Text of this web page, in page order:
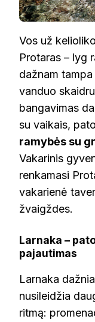
Vos už
Protaras – lyg
dažnam tampa
vanduo
bangavimas
su vaikais,
ramybės su
Vakarinis
renkamasi
vakarienė
žvaigždes.
Larnaka –
pajautimas
Larnaka
nusileidžia
ritmą: